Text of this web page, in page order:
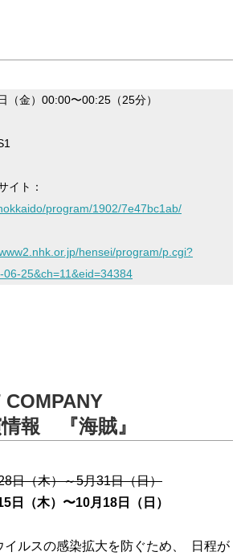
（金）00:00〜00:25（25分）
イト：
program/1902/7e47bc1ab/
hensei/program/p.cgi?
25&ch=11&eid=34384
報 『海賊』
日（木）～5月31日（日）
日（木）〜10月18日（日）
イルスの感染拡大を防ぐため、 日程が